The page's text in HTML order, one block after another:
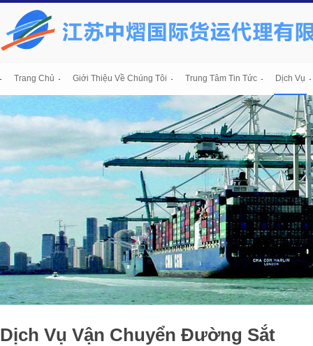
Trang Chủ Giới Thiệu Về Chúng Tôi Trung Tâm Tin Tức Dịch Vụ
Dịch Vụ Vận Chuyển Đường Sắt